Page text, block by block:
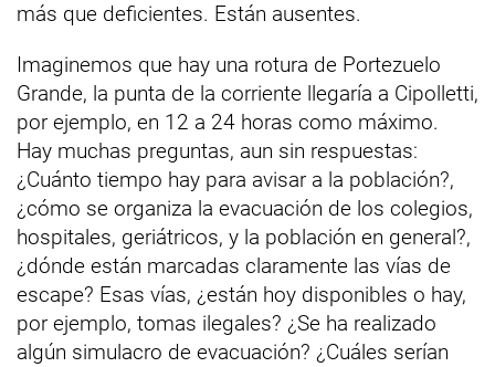
más que deficientes. Están ausentes.
Imaginemos que hay una rotura de Portezuelo
Grande, la punta de la corriente llegaría a Cipolletti,
por ejemplo, en 12 a 24 horas como máximo.
Hay muchas preguntas, aun sin respuestas:
¿Cuánto tiempo hay para avisar a la población?,
¿cómo se organiza la evacuación de los colegios,
hospitales, geriátricos, y la población en general?,
¿dónde están marcadas claramente las vías de
escape? Esas vías, ¿están hoy disponibles o hay,
por ejemplo, tomas ilegales? ¿Se ha realizado
algún simulacro de evacuación? ¿Cuáles serían